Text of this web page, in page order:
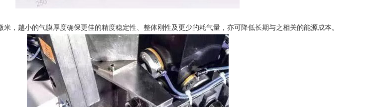
，越小的气膜厚度确保更佳的精度稳定性、整体刚性及更少的耗气量，亦可降低长期与之相关的能源成本。